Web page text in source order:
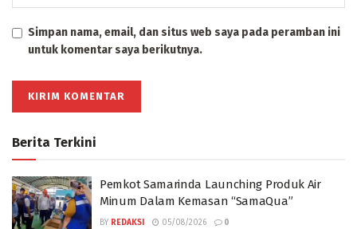
Simpan nama, email, dan situs web saya pada peramban ini
untuk komentar saya berikutnya.
Berita Terkini
Pemkot Samarinda Launching Produk Air
Minum Dalam Kemasan “SamaQua”
BY REDAKSI 05/08/2026 0